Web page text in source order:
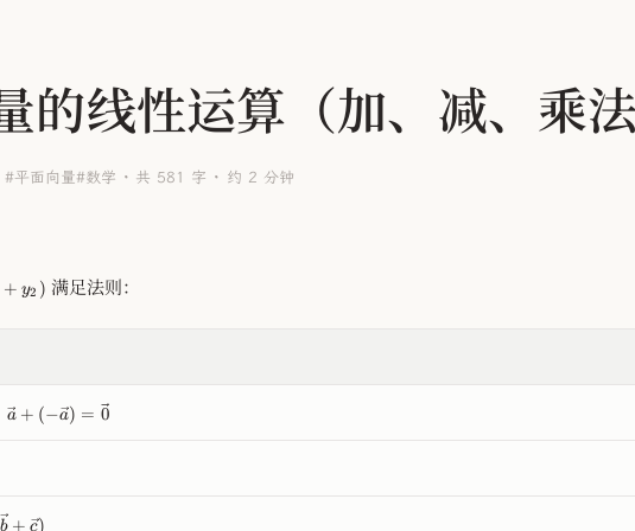
的线性运算（加、减、乘
#平面向量#数学 共 581 字 约 2 分钟
+ y2 ) 满足法则：
a + (−a) = 0
b + c)